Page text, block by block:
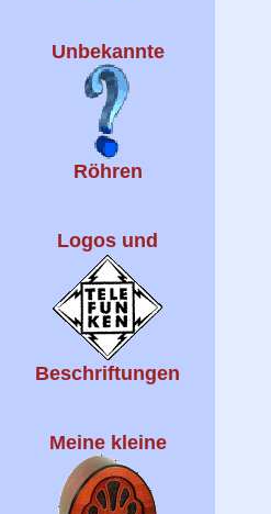
Unbekannte
Röhren
Logos und
Beschriftungen
Meine kleine